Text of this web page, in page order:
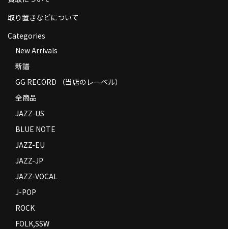
コンディション
Privacy Policy
Contact
取り置きなどについて
Categories
New Arrivals
新譜
GG RECORD （当店のレーベル）
全商品
JAZZ-US
BLUE NOTE
JAZZ-EU
JAZZ-JP
JAZZ-VOCAL
J-POP
ROCK
FOLK,SSW